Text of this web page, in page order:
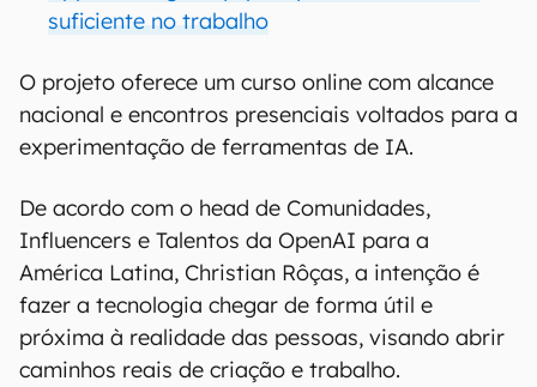
suficiente no trabalho
O projeto oferece um curso online com alcance
nacional e encontros presenciais voltados para a
experimentação de ferramentas de IA.
De acordo com o head de Comunidades,
Influencers e Talentos da OpenAI para a
América Latina, Christian Rôças, a intenção é
fazer a tecnologia chegar de forma útil e
próxima à realidade das pessoas, visando abrir
caminhos reais de criação e trabalho.